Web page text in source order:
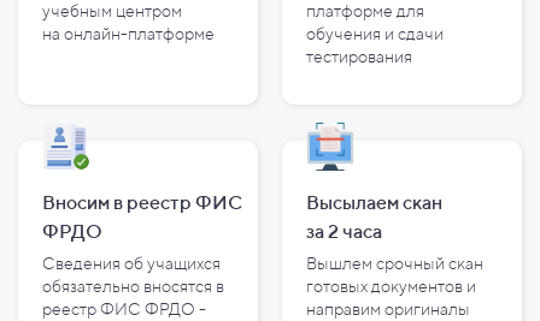
учебным центром
на онлайн-платформе
платформе для
обучения и сдачи
тестирования
Вносим в реестр ФИС
ФРДО
Сведения об учащихся
обязательно вносятся в
реестр ФИС ФРДО -
Высылаем скан
за2 часа
Вышлем срочный скан
готовых документов и
направим оригиналы